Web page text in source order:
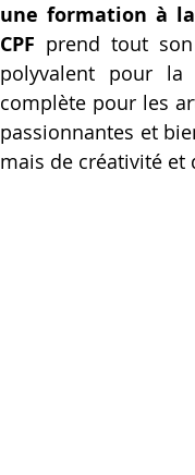
une formation à
CPF prend tout
polyvalent pour la
complète pour les
passionnantes et
mais de créativité